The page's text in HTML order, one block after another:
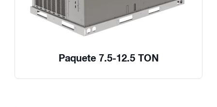
Paquete 7.5-12.5 TON